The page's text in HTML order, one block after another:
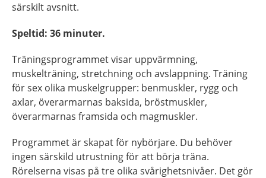
särskilt avsnitt.
Speltid: 36 minuter.
Träningsprogrammet visar uppvärmning,
muskelträning, stretchning och avslappning. Träning
för sex olika muskelgrupper: benmuskler, rygg och
axlar, överarmarnas baksida, bröstmuskler,
överarmarnas framsida och magmuskler.
Programmet är skapat för nybörjare. Du behöver
ingen särskild utrustning för att börja träna.
Rörelserna visas på tre olika svårighetsnivåer. Det gör